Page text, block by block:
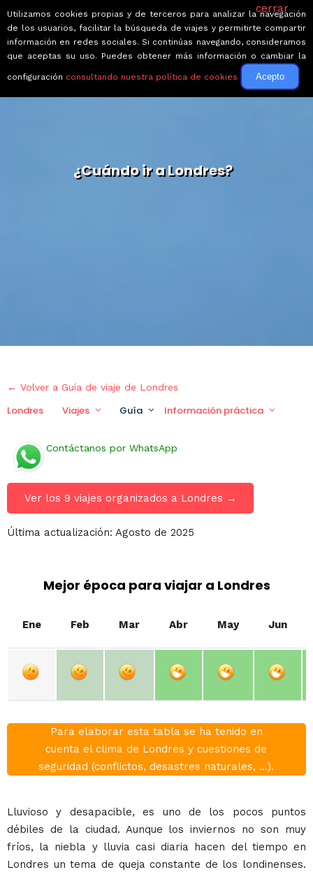
¿Cuándo ir a Londres?
← Volver a Guía de viaje de Londres
Londres Viajes Guía Información práctica
Contáctanos por WhatsApp
Ver los 9 viajes organizados a Londres →
Última actualización: Agosto de 2025
Mejor época para viajar a Londres
Ene Feb Mar Abr May Jun
Para elaborar esta tabla se ha tenido en
cuenta el clima de Londres y cuestiones de
seguridad (conflictos, desastres naturales, ...).
Lluvioso y desapacible, es uno de los pocos puntos
débiles de la ciudad. Aunque los inviernos no son muy
fríos, la niebla y lluvia casi diaria hacen del tiempo en
Londres un tema de queja constante de los londinenses.
cerrar
Utilizamos cookies propias y de terceros para analizar la navegación
de los usuarios, facilitar la búsqueda de viajes y permitirte compartir
información en redes sociales. Si continúas navegando, consideramos
que aceptas su uso. Puedes obtener más información o cambiar la
configuración consultando nuestra política de cookies Acepto